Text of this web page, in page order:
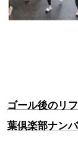
ゴール後のリ
葉倶楽部ナン